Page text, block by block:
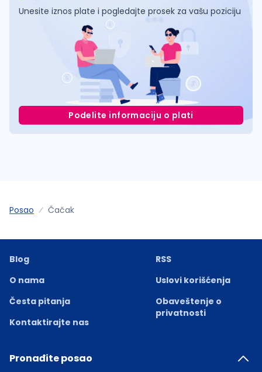
Unesite iznos plate i pogledajte prosek za vašu poziciju
Podelite informaciju o plati
Posao Čačak
Blog
O nama
Česta pitanja
Kontaktirajte nas
RSS
Uslovi korišćenja
Obaveštenje o
privatnosti
Pronađite posao